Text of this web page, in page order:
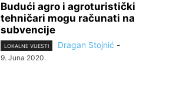
Budući agro i agroturistički
tehničari mogu računati na
subvencije
LOKALNE VIJESTI Dragan Stojnić -
9. Juna 2020.